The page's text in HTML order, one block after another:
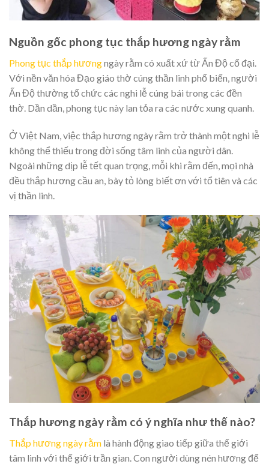
Nguồn gốc phong tục thắp hương ngày rằm
Phong tục thắp hươngngày rằm có xuất xứ từ Ấn Độ cổ đại.
Với nền văn hóa Đạo giáo thờ cúng thần linh phổ biến, người
Ấn Độ thường tổ chức các nghi lễ cúng bái trong các đền
thờ. Dần dần, phong tục này lan tỏa ra các nước xung quanh.
Ở Việt Nam, việc thắp hương ngày rằm trở thành một nghi lễ
không thể thiếu trong đời sống tâm linh của người dân.
Ngoài những dịp lễ tết quan trọng, mỗi khi rằm đến, mọi nhà
đều thắp hương cầu an, bày tỏ lòng biết ơn với tổ tiên và các
vị thần linh.
Thắp hương ngày rằm có ý nghĩa như thế nào?
Thắp hương ngày rằm là hành động giao tiếp giữa thế giới
tâm linh với thế giới trần gian. Con người dùng nén hương để